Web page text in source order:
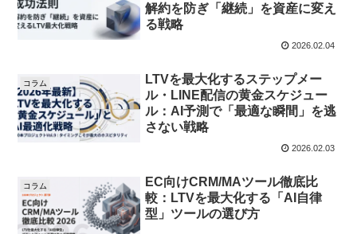
解約を防ぎ「継続」を資産に変え
る戦略
2026.02.04
コラム
LTVを最大化するステップメー
ル・LINE配信の黄金スケジュー
ル：AI予測で「最適な瞬間」を逃
さない戦略
2026.02.03
コラム
EC向けCRM/MAツール徹底比
較：LTVを最大化する「AI自律
型」ツールの選び方